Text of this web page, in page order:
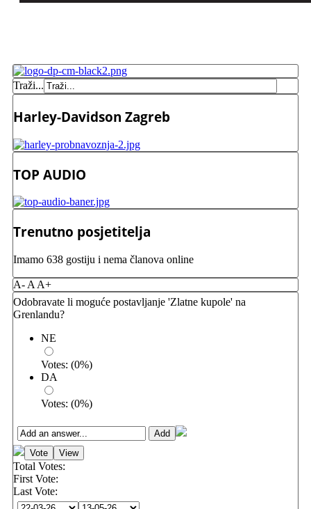
Traži...
Harley-Davidson Zagreb
TOP AUDIO
Trenutno posjetitelja
Imamo 638 gostiju i nema članova online
A- A A+
Odobravate li moguće postavljanje 'Zlatne kupole' na
Grenlandu?
NE
Votes: (0%)
DA
Votes: (0%)
Total Votes:
First Vote:
Last Vote: